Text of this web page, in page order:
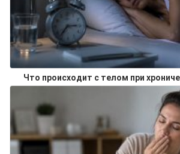
Что происходит с телом при